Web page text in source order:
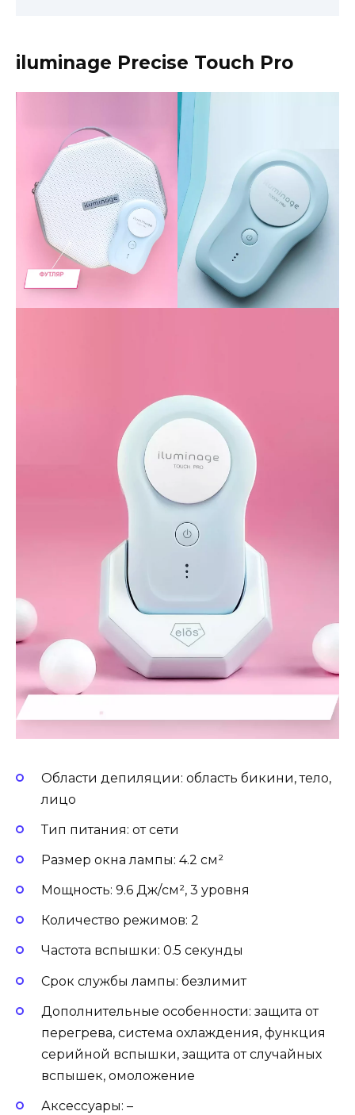
iluminage Precise Touch Pro
Области депиляции: область бикини, тело,
лицо
Тип питания: от сети
Размер окна лампы: 4.2 см²
Мощность: 9.6 Дж/см², 3 уровня
Количество режимов: 2
Частота вспышки: 0.5 секунды
Срок службы лампы: безлимит
Дополнительные особенности: защита от
перегрева, система охлаждения, функция
серийной вспышки, защита от случайных
вспышек, омоложение
Аксессуары: –